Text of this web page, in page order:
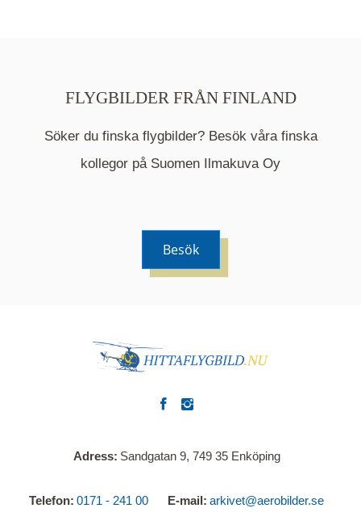
Mappen är en medelpunkt över fotat område och
kommer nu visa de fastigheter som finns just här.
FLYGBILDER FRÅN FINLAND
Söker du finska flygbilder? Besök våra finska
kollegor på Suomen Ilmakuva Oy
Besök
Adress Sandgatan 9, 749 35 Enköping
Telefon 0171 - 241 00 E-mail arkivet@aerobilder.se